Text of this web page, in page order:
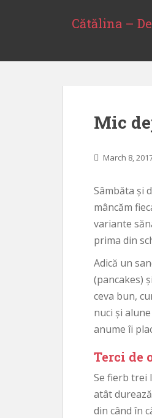
t
Cătălina –
Mic
March 8,
Sâmbăta și
mâncăm
variante
prima din
Adică un
(pancakes)
ceva bun,
nuci și
anume îi
Terci de
Se fierb trei
atât
din când în